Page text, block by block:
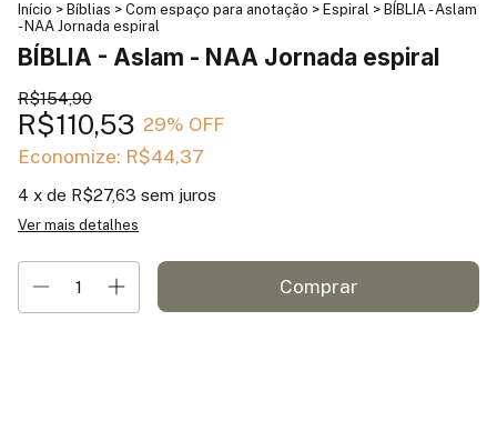
Início > Bíblias > Com espaço para anotação > Espiral > BÍBLIA - Aslam
- NAA Jornada espiral
BÍBLIA - Aslam - NAA Jornada espiral
R$154,90
R$110,53 29% OFF
Economize: R$44,37
4 x de R$27,63 sem juros
Ver mais detalhes